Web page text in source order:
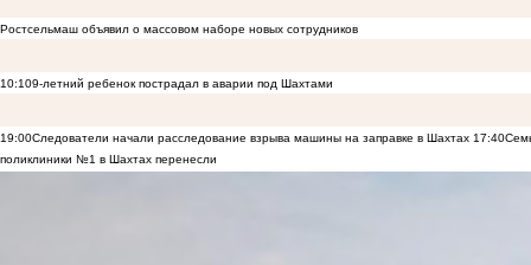
Ростсельмаш объявил о массовом наборе новых сотрудников
10:109-летний ребенок пострадал в аварии под Шахтами
19:00Следователи начали расследование взрыва машины на заправке в Шахтах 17:40
поликлиники №1 в Шахтах перенесли